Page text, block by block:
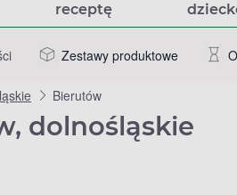
receptę
Zestawy produktowe
Bierutów
dolnośląskie